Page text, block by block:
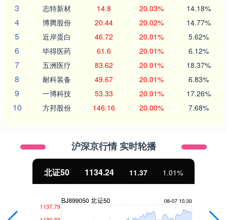
3 志特新材 14.8 20.03% 14.18%
4 博腾股份 20.44 20.02% 14.77%
5 近岸蛋白 46.72 20.01% 5.62%
6 毕得医药 61.6 20.01% 6.12%
7 五洲医疗 83.62 20.01% 18.37%
8 耐科装备 49.67 20.01% 6.83%
9 一博科技 53.33 20.01% 17.26%
10 方邦股份 146.16 20.00% 7.68%
沪深京行情 实时轮播
北证50 1134.24 11.37 1.01%